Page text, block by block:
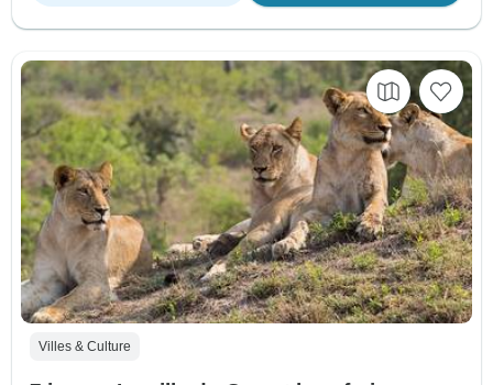
Villes & Culture